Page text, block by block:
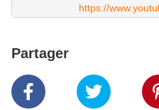
https://
Partager